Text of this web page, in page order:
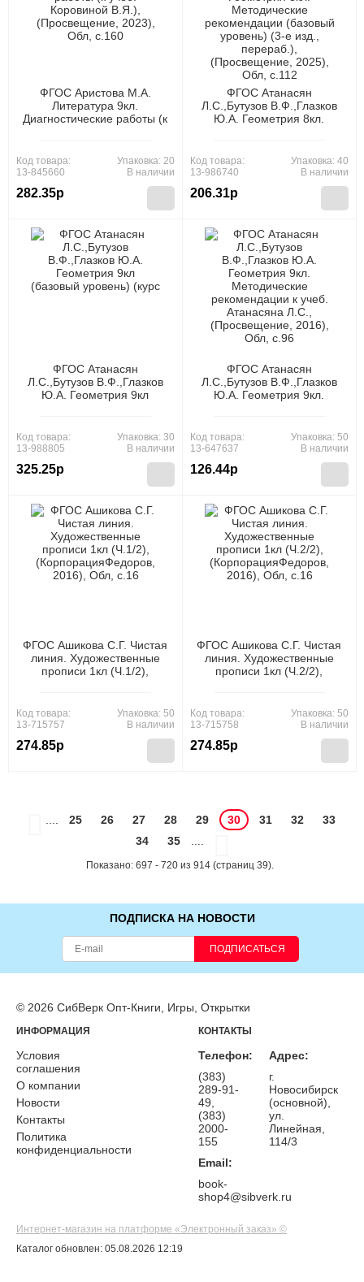
ФГОС Аристова М.А.
Литература 9кл.
Диагностические работы (к
Код товара:
13-845660
282.35р
Упаковка: 20
В наличии
ФГОС Атанасян
Л.С.,Бутузов В.Ф.,Глазков
Ю.А. Геометрия 8кл.
уровень) (3-е изд.,
перераб.), (Просвещение,
Код товара:
13-986740
206.31р
Упаковка: 40
В наличии
ФГОС Атанасян
Л.С.,Бутузов В.Ф.,Глазков
Ю.А. Геометрия 9кл
Методические
рекомендации (3-е изд,
перераб.), (Просвещение,
2025), Обл, c.112
Код товара:
13-988805
325.25р
Упаковка: 30
В наличии
ФГОС Атанасян
Л.С.,Бутузов В.Ф.,Глазков
Ю.А. Геометрия 9кл.
Атанасяна Л.С.,
(Просвещение, 2016), Обл,
Код товара:
13-647637
126.44р
Упаковка: 50
В наличии
ФГОС Ашикова С.Г. Чистая
линия. Художественные
прописи 1кл (Ч.1/2),
Код товара:
13-715757
274.85р
Упаковка: 50
В наличии
ФГОС Ашикова С.Г. Чистая
линия. Художественные
прописи 1кл (Ч.2/2),
Код товара:
13-715758
274.85р
Упаковка: 50
В наличии
25 26 27 28 29 30 31 32
33
34
35
Показано: 697 - 720 из 914 (страниц 39).
ПОДПИСКА НА НОВОСТИ
ПОДПИСАТЬСЯ
© 2026 СибВерк Опт-Книги, Игры, Открытки
ИНФОРМАЦИЯ
Условия
соглашения
О компании
Новости
Контакты
Политика
конфиденциальности
КОНТАКТЫ
Телефон:
(383)
289-91-
49,
(383)
2000-
155
Email:
book-
shop4@sibverk.ru
Адрес:
г.
Новосибирск
(основной),
ул.
Линейная,
114/3
Интернет-магазин на платформе «Электронный заказ» ©
Каталог обновлен: 05.08.2026 12:19